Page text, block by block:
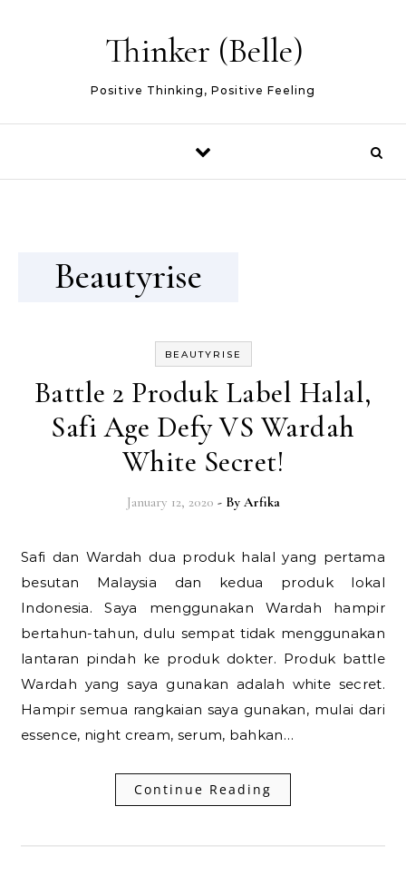
Thinker (Belle)
Positive Thinking, Positive Feeling
Beautyrise
BEAUTYRISE
Battle 2 Produk Label Halal,
Safi Age Defy VS Wardah
White Secret!
January 12, 2020 - By Arfika
Safi dan Wardah dua produk halal yang pertama
besutan Malaysia dan kedua produk lokal
Indonesia. Saya menggunakan Wardah hampir
bertahun-tahun, dulu sempat tidak menggunakan
lantaran pindah ke produk dokter. Produk battle
Wardah yang saya gunakan adalah white secret.
Hampir semua rangkaian saya gunakan, mulai dari
essence, night cream, serum, bahkan…
Continue Reading